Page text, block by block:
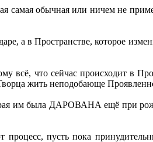
самая обычная или ничем не
а в Пространстве, которое
всё, что сейчас происходит в
жить неподобающе
им была ДАРОВАНА ещё при
процесс, пусть пока